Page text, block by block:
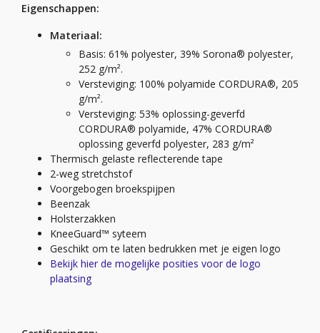
Eigenschappen:
Materiaal:
Basis: 61% polyester, 39% Sorona® polyester,
252 g/m².
Versteviging: 100% polyamide CORDURA®, 205
g/m².
Versteviging: 53% oplossing-geverfd
CORDURA® polyamide, 47% CORDURA®
oplossing geverfd polyester, 283 g/m²
Thermisch gelaste reflecterende tape
2-weg stretchstof
Voorgebogen broekspijpen
Beenzak
Holsterzakken
KneeGuard™ syteem
Geschikt om te laten bedrukken met je eigen logo
Bekijk hier de mogelijke posities voor de logo
plaatsing